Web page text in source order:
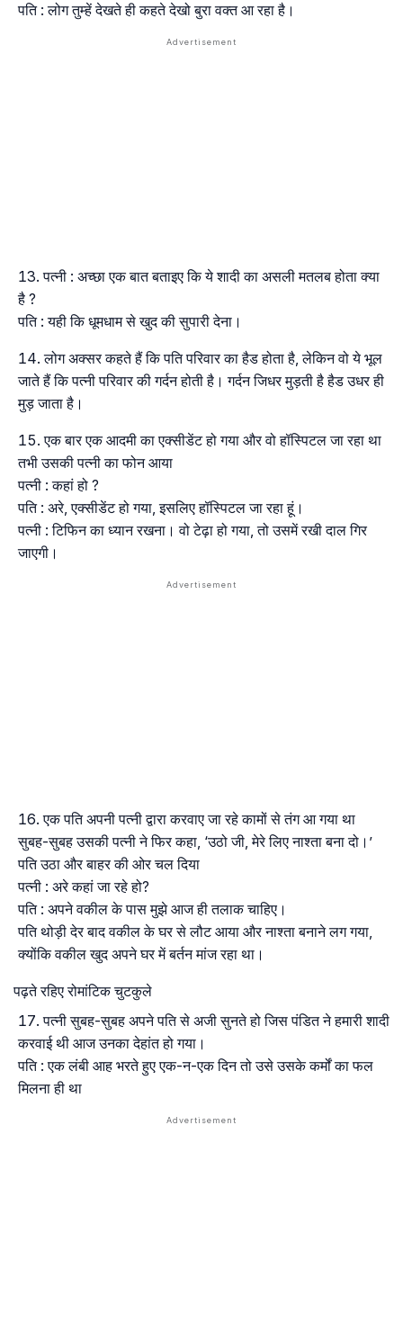
पति : लोग तुम्हें देखते ही कहते देखो बुरा वक्त आ रहा है।
पत्नी : अच्छा एक बात बताइए कि ये शादी का असली मतलब होता क्या
है ?
पति : यही कि धूमधाम से खुद की सुपारी देना।
लोग अक्सर कहते हैं कि पति परिवार का हैड होता है, लेकिन वो ये भूल
जाते हैं कि पत्नी परिवार की गर्दन होती है। गर्दन जिधर मुड़ती है हैड उधर ही
मुड़ जाता है।
एक बार एक आदमी का एक्सीडेंट हो गया और वो हॉस्पिटल जा रहा था
तभी उसकी पत्नी का फोन आया
पत्नी : कहां हो ?
पति : अरे, एक्सीडेंट हो गया, इसलिए हॉस्पिटल जा रहा हूं।
पत्नी : टिफिन का ध्यान रखना। वो टेढ़ा हो गया, तो उसमें रखी दाल गिर
जाएगी।
एक पति अपनी पत्नी द्वारा करवाए जा रहे कामों से तंग आ गया था
सुबह-सुबह उसकी पत्नी ने फिर कहा, ‘उठो जी, मेरे लिए नाश्ता बना दो।’
पति उठा और बाहर की ओर चल दिया
पत्नी : अरे कहां जा रहे हो?
पति : अपने वकील के पास मुझे आज ही तलाक चाहिए।
पति थोड़ी देर बाद वकील के घर से लौट आया और नाश्ता बनाने लग गया,
क्योंकि वकील खुद अपने घर में बर्तन मांज रहा था।
पढ़ते रहिए रोमांटिक चुटकुले
पत्नी सुबह-सुबह अपने पति से अजी सुनते हो जिस पंडित ने हमारी शादी
करवाई थी आज उनका देहांत हो गया।
पति : एक लंबी आह भरते हुए एक-न-एक दिन तो उसे उसके कर्मों का फल
मिलना ही था